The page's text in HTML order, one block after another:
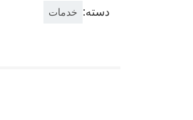
دسته: خدمات